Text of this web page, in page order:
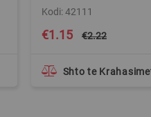
Special
Price
€1.15 €2.22
Kodi: 42111
Shto te